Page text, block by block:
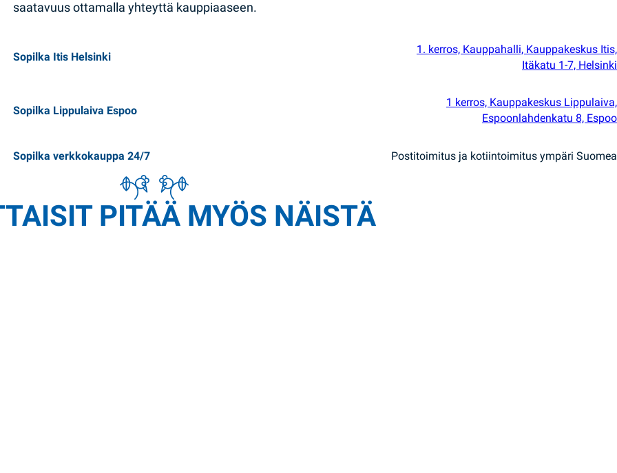
saatavuus ottamalla yhteyttä kauppiaaseen.
Sopilka Itis Helsinki
1. kerros, Kauppahalli, Kauppakeskus Itis,
Itäkatu 1-7, Helsinki
Sopilka Lippulaiva Espoo
1 kerros, Kauppakeskus Lippulaiva,
Espoonlahdenkatu 8, Espoo
Sopilka verkkokauppa 24/7 Postitoimitus ja kotiintoimitus ympäri Suomea
PITÄÄ MYÖS NÄISTÄ